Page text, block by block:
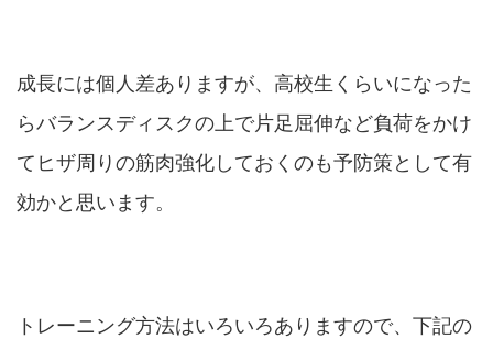
成長には個人差ありますが、高校生くらいになった
らバランスディスクの上で片足屈伸など負荷をかけ
てヒザ周りの筋肉強化しておくのも予防策として有
効かと思います。
トレーニング方法はいろいろありますので、下記の